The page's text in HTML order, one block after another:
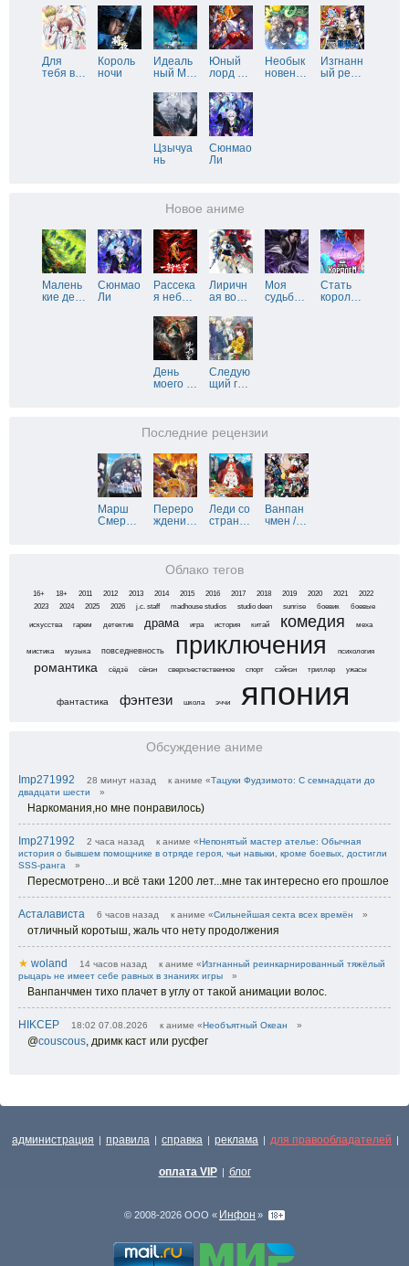
Для
тебя в…
Король
ночи
Идеаль
ный М …
Юный
лорд …
Необык
новен…
Изгнанн
ый ре…
Цзычуа
нь
Сюнмао
Ли
Новое аниме
Малень
кие де…
Сюнмао
Ли
Рассека
я неб…
Лиричн
ая во…
Моя
судьб…
Стать
корол…
День
моего …
Следую
щий г…
Последние рецензии
Марш
Смер…
Переро
ждени…
Леди со
стран…
Ванпан
чмен /…
Облако тегов
16+ 18+ 2011 2012 2013 2014 2015 2016 2017 2018 2019 2020 2021
2022
2023
2024 2025 2026 j.c. staff madhouse studios studio deen sunrise боевик
боевые
искусства
гарем детектив драма игра история китай комедия меха
мистика музыка повседневность приключения психология
романтика сёдзё сёнэн сверхъестественное спорт сэйнэн триллер ужасы
фантастика фэнтези школа эччи япония
Обсуждение аниме
Imp271992 28 минут назад к аниме «Тацуки Фудзимото: С семнадцати до
двадцати шести
»
Наркомания,но мне понравилось)
Imp271992 2 часа назад к аниме «Непонятый мастер ателье: Обычная
история о бывшем помощнике в отряде героя, чьи навыки, кроме боевых, достигли
SSS-ранга
»
Пересмотрено...и всё таки 1200 лет...мне так интересно его прошлое
Асталависта 6 часов назад к аниме «Сильнейшая секта всех времён »
отличный коротыш, жаль что нету продолжения
★ woland 14 часов назад к аниме «Изгнанный реинкарнированный тяжёлый
рыцарь не имеет себе равных в знаниях игры
»
Ванпанчмен тихо плачет в углу от такой анимации волос.
HIKCEP 18:02 07.08.2026 к аниме «Необъятный Океан »
@couscous, дримк каст или русфег
администрация | правила | справка | реклама | для правообладателей |
оплата VIP | блог
© 2008-2026 ООО « Инфон »